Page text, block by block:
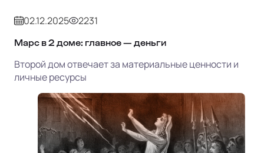
02.12.2025 2231
Марс в 2 доме: главное — деньги
Второй дом отвечает за материальные ценности и
личные ресурсы